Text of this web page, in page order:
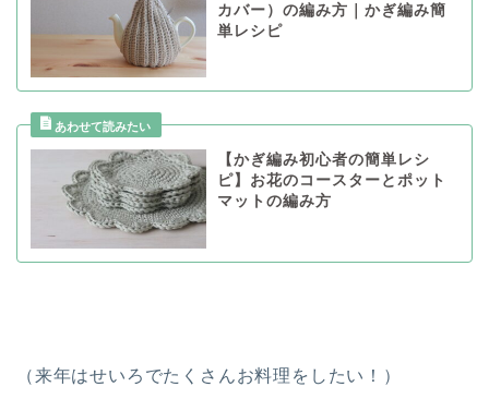
カバー）の編み方｜かぎ編み簡
単レシピ
【かぎ編み初心者の簡単レシ
ピ】お花のコースターとポット
マットの編み方
（来年はせいろでたくさんお料理をしたい！）